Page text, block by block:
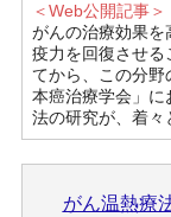
＜Web公開記事＞
がんの治療効果を
疫力を回復させる
てから、この分
本癌治療学会」に
法の研究が、着々
がん温熱療